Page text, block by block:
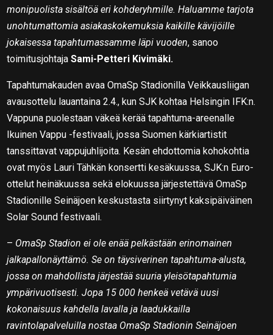
monipuolista sisältöä eri kohderyhmille. Haluamme tarjota
unohtumattomia asiakaskokemuksia kaikille kävijöille
jokaisessa tapahtumassamme läpi vuoden, sanoo
toimitusjohtajaSami-Petteri Kivimäki.
Tapahtumakauden avaa OmaSp Stadionilla Veikkausliigan
avausottelu lauantaina 2.4., kun SJK kohtaa Helsingin IFK:n.
Vappuna puolestaan väkeä kerää tapahtuma-areenalle
Ikuinen Vappu -festivaali, jossa Suomen kärkiartistit
tanssittavat vappujuhlijoita. Kesän ehdottomia kohokohtia
ovat myös Lauri Tähkän konsertti kesäkuussa, SJK:n Euro-
ottelut heinäkuussa sekä elokuussa järjestettävä OmaSp
Stadionille Seinäjoen keskustasta siirtynyt kaksipäiväinen
Solar Sound festivaali.
– OmaSp Stadion ei ole enää pelkästään erinomainen
jalkapallonäyttämö. Se on täysiverinen tapahtuma-alusta,
jossa on mahdollista järjestää suuria yleisötapahtumia
ympärivuotisesti. Jopa 15 000 henkeä vetävä uusi
kokonaisuus kahdella lavalla ja laadukkailla
ravintolapalveluilla nostaa OmaSp Stadionin Seinäjoen